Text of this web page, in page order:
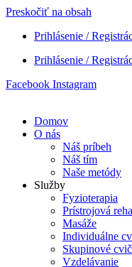
Preskočiť na obsah
Prihlásenie /
Prihlásenie /
Facebook Instagram
Domov
O nás
Náš príbeh
Náš tím
Naše metódy
Služby
Fyzioterapia
Prístrojová
Masáže
Individuálne
Skupinové
Vzdelávanie